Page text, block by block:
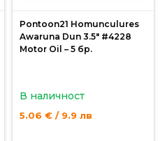
Pontoon21 Homunculures
Awaruna Dun 3.5″ #4228
Motor Oil – 5 бр.
В наличност
5.06 € / 9.9 лв